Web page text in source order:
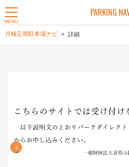
MENU
PARKING
月極定期駐車場ナビ 詳細
Previous